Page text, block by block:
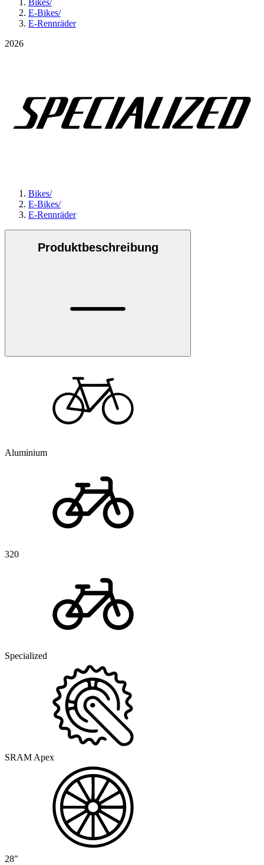
E-Bikes/
E-Rennräder
2026
Bikes/
E-Bikes/
E-Rennräder
Produktbeschreibung
Aluminium
320
Specialized
SRAM Apex
28"